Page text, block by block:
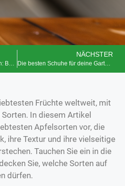
Galanthus & Schneeglöckchen: Botanische Schätze des Winters
NÄCHSTER
Die besten Schuhe für deine Gartenarbeit
Früchte weltweit, mit
In diesem Artikel
Apfelsorten vor, die
ihre Textur und ihre vielseitige
Tauchen Sie ein in die
Sie, welche Sorten auf
dürfen.